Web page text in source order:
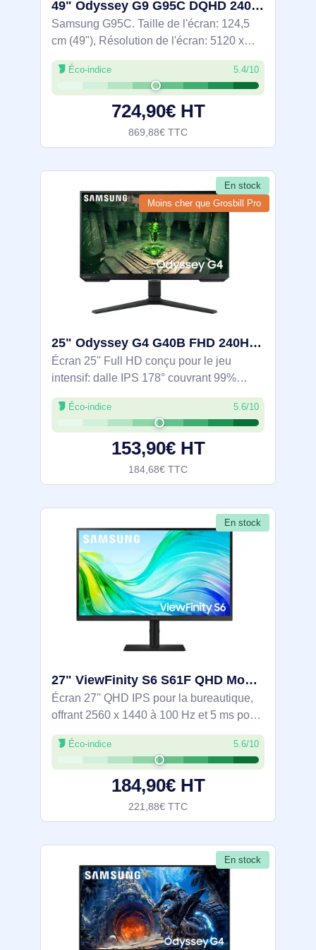
49" Odyssey G9 G95C DQHD 240Hz Gaming Monitor - LS49CG954EUXEN
Samsung G95C. Taille de l'écran: 124,5
cm (49"), Résolution de l'écran: 5120 x
1440 pixels, Type HD: Dual QHD,
Technologie d'affichage: LED, Temps de
réponse: 1 ms, Format d'image: 32:9,
Éco-indice 5.4/10
724,90€ HT
869,88€ TTC
En stock
Moins cher que Grosbill Pro
25" Odyssey G4 G40B FHD 240Hz Gaming Monitor - LS25BG400EUXEN
Écran 25'' Full HD conçu pour le jeu
intensif: dalle IPS 178° couvrant 99%
sRGB et prise en charge HDR10 pour des
couleurs fidèles, rafraîchissement 240 Hz
et 1 ms (GtG) pour une action fluide,
Éco-indice 5.6/10
153,90€ HT
184,68€ TTC
En stock
27" ViewFinity S6 S61F QHD Monitor - LS27F610EAUXEN
Écran 27'' QHD IPS pour la bureautique,
offrant 2560 x 1440 à 100 Hz et 5 ms pour
une lecture fluide. Luminosité 300 cd/m²,
contraste 1000:1 et angles 178° pour un
affichage confortable. Ergonomie
Éco-indice 5.6/10
184,90€ HT
221,88€ TTC
En stock